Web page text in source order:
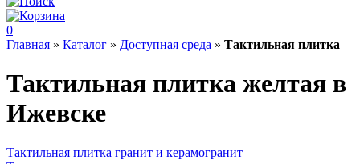
0
Главная » Каталог » Доступная среда » Тактильная плитка
Тактильная плитка желтая в
Ижевске
Тактильная плитка гранит и керамогранит